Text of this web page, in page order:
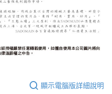
顯示電腦版詳細說明